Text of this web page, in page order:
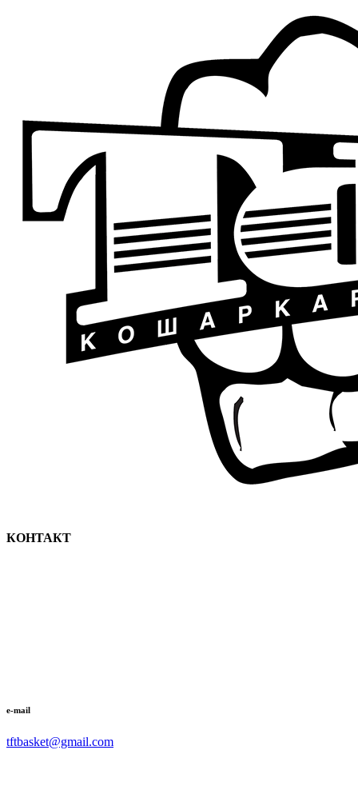
КОНТАКТ
e-mail
tftbasket@gmail.com